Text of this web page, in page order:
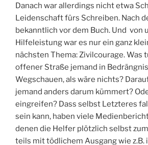
Danach war allerdings nicht etwa
Leidenschaft fürs Schreiben. Nach
bekanntlich vor dem Buch. Und von
Hilfeleistung war es nur ein ganz
nächsten Thema: Zivilcourage. Was
offener Straße jemand in
Wegschauen, als wäre nichts?
jemand anders darum kümmert?
eingreifen? Dass selbst Letzteres
sein kann, haben viele
denen die Helfer plötzlich selbst
teils mit tödlichem Ausgang wie z.B.